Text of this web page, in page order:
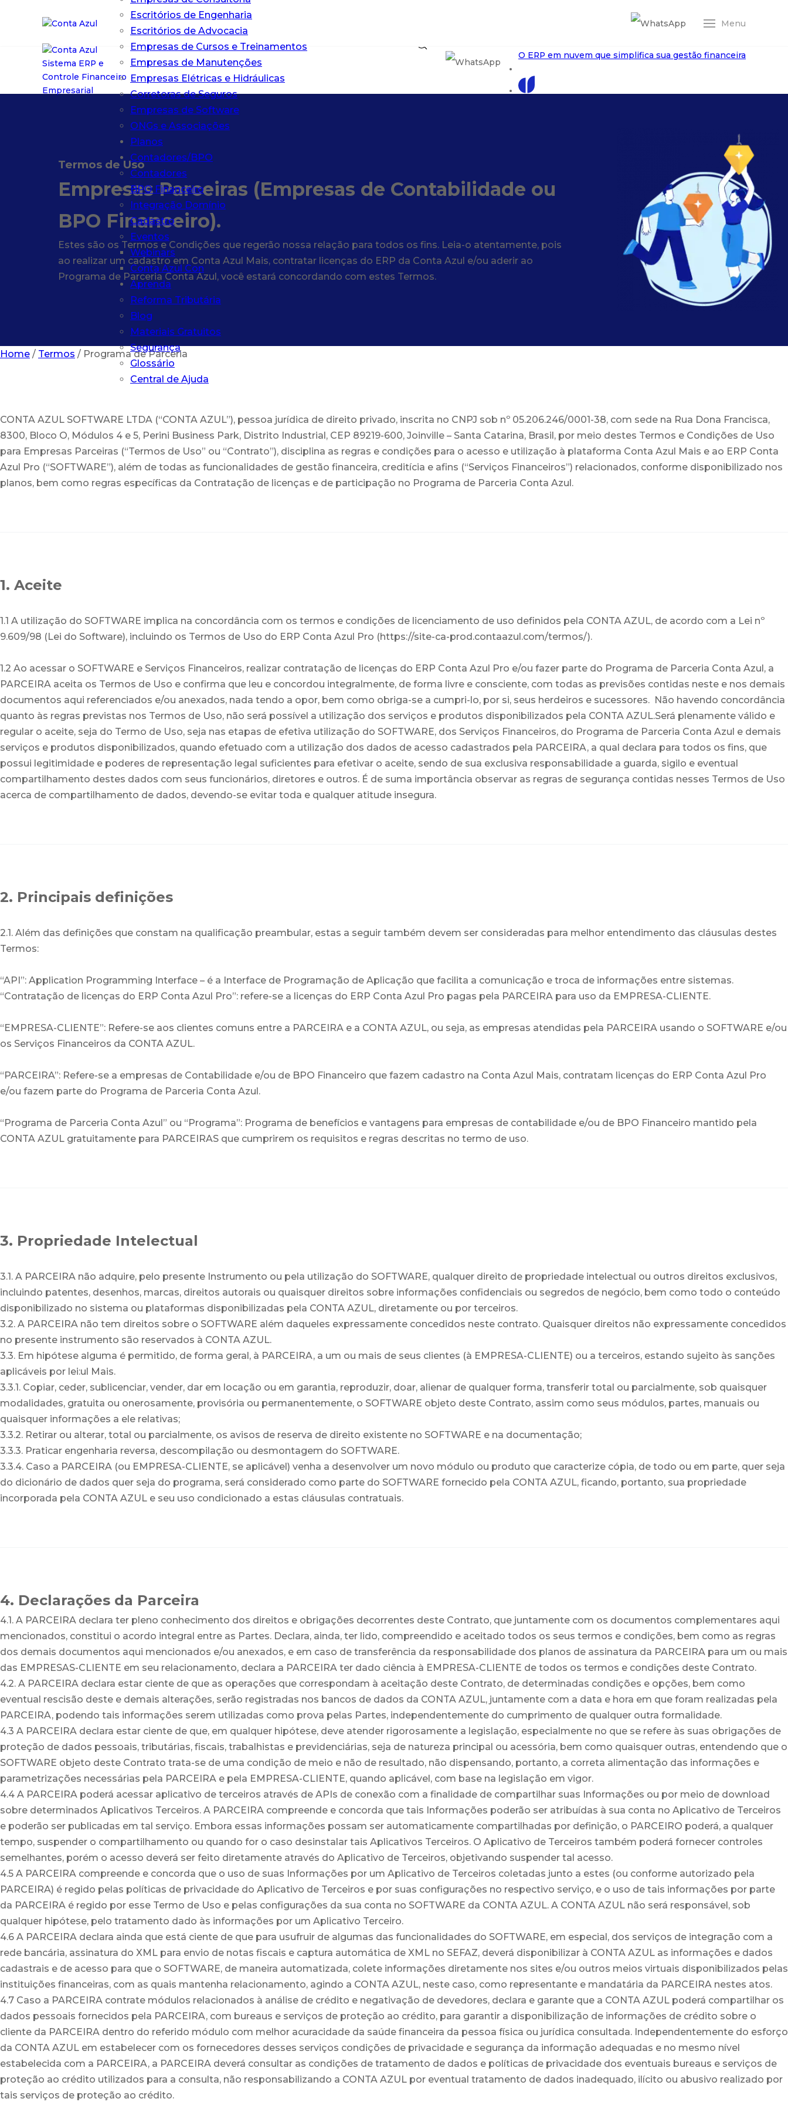
Menu
Escritórios de Engenharia
Escritórios de Advocacia
Empresas de Cursos e Treinamentos
Empresas de Manutenções
Empresas Elétricas e Hidráulicas
Corretoras de Seguros
Empresas de Software
ONGs e Associações
Planos
Contadores/BPO
Contadores
BPO Financeiro
Integração Domínio
Cadastro
Eventos
Webinars
Conta Azul Con
Aprenda
Reforma Tributária
Blog
Materiais Gratuitos
Segurança
Glossário
Central de Ajuda
O ERP em nuvem que simplifica sua gestão financeira
Termos de Uso
Empresas Parceiras (Empresas de Contabilidade ou
BPO Financeiro).
Estes são os Termos e Condições que regerão nossa relação para todos os fins. Leia-o atentamente, pois
ao realizar um cadastro em Conta Azul Mais, contratar licenças do ERP da Conta Azul e/ou aderir ao
Programa de Parceria Conta Azul, você estará concordando com estes Termos.
Home / Termos / Programa de Parceria
CONTA AZUL SOFTWARE LTDA (“CONTA AZUL”), pessoa jurídica de direito privado, inscrita no CNPJ sob nº 05.206.246/0001-38, com sede na Rua Dona Francisca,
8300, Bloco O, Módulos 4 e 5, Perini Business Park, Distrito Industrial, CEP 89219-600, Joinville – Santa Catarina, Brasil, por meio destes Termos e Condições de Uso
para Empresas Parceiras (“Termos de Uso” ou “Contrato”), disciplina as regras e condições para o acesso e utilização à plataforma Conta Azul Mais e ao ERP Conta
Azul Pro (“SOFTWARE”), além de todas as funcionalidades de gestão financeira, creditícia e afins (“Serviços Financeiros”) relacionados, conforme disponibilizado nos
planos, bem como regras específicas da Contratação de licenças e de participação no Programa de Parceria Conta Azul.
1. Aceite
1.1 A utilização do SOFTWARE implica na concordância com os termos e condições de licenciamento de uso definidos pela CONTA AZUL, de acordo com a Lei nº
9.609/98 (Lei do Software), incluindo os Termos de Uso do ERP Conta Azul Pro (https://site-ca-prod.contaazul.com/termos/).
1.2 Ao acessar o SOFTWARE e Serviços Financeiros, realizar contratação de licenças do ERP Conta Azul Pro e/ou fazer parte do Programa de Parceria Conta Azul, a
PARCEIRA aceita os Termos de Uso e confirma que leu e concordou integralmente, de forma livre e consciente, com todas as previsões contidas neste e nos demais
documentos aqui referenciados e/ou anexados, nada tendo a opor, bem como obriga-se a cumpri-lo, por si, seus herdeiros e sucessores. Não havendo concordância
quanto às regras previstas nos Termos de Uso, não será possível a utilização dos serviços e produtos disponibilizados pela CONTA AZUL.Será plenamente válido e
regular o aceite, seja do Termo de Uso, seja nas etapas de efetiva utilização do SOFTWARE, dos Serviços Financeiros, do Programa de Parceria Conta Azul e demais
serviços e produtos disponibilizados, quando efetuado com a utilização dos dados de acesso cadastrados pela PARCEIRA, a qual declara para todos os fins, que
possui legitimidade e poderes de representação legal suficientes para efetivar o aceite, sendo de sua exclusiva responsabilidade a guarda, sigilo e eventual
compartilhamento destes dados com seus funcionários, diretores e outros. É de suma importância observar as regras de segurança contidas nesses Termos de Uso
acerca de compartilhamento de dados, devendo-se evitar toda e qualquer atitude insegura.
2. Principais definições
2.1. Além das definições que constam na qualificação preambular, estas a seguir também devem ser consideradas para melhor entendimento das cláusulas destes
Termos:
“API”: Application Programming Interface – é a Interface de Programação de Aplicação que facilita a comunicação e troca de informações entre sistemas.
“Contratação de licenças do ERP Conta Azul Pro”: refere-se a licenças do ERP Conta Azul Pro pagas pela PARCEIRA para uso da EMPRESA-CLIENTE.
“EMPRESA-CLIENTE”: Refere-se aos clientes comuns entre a PARCEIRA e a CONTA AZUL, ou seja, as empresas atendidas pela PARCEIRA usando o SOFTWARE e/ou
os Serviços Financeiros da CONTA AZUL.
“PARCEIRA”: Refere-se a empresas de Contabilidade e/ou de BPO Financeiro que fazem cadastro na Conta Azul Mais, contratam licenças do ERP Conta Azul Pro
e/ou fazem parte do Programa de Parceria Conta Azul.
“Programa de Parceria Conta Azul” ou “Programa”: Programa de benefícios e vantagens para empresas de contabilidade e/ou de BPO Financeiro mantido pela
CONTA AZUL gratuitamente para PARCEIRAS que cumprirem os requisitos e regras descritas no termo de uso.
3. Propriedade Intelectual
3.1. A PARCEIRA não adquire, pelo presente Instrumento ou pela utilização do SOFTWARE, qualquer direito de propriedade intelectual ou outros direitos exclusivos,
incluindo patentes, desenhos, marcas, direitos autorais ou quaisquer direitos sobre informações confidenciais ou segredos de negócio, bem como todo o conteúdo
disponibilizado no sistema ou plataformas disponibilizadas pela CONTA AZUL, diretamente ou por terceiros.
3.2. A PARCEIRA não tem direitos sobre o SOFTWARE além daqueles expressamente concedidos neste contrato. Quaisquer direitos não expressamente concedidos
no presente instrumento são reservados à CONTA AZUL.
3.3. Em hipótese alguma é permitido, de forma geral, à PARCEIRA, a um ou mais de seus clientes (à EMPRESA-CLIENTE) ou a terceiros, estando sujeito às sanções
aplicáveis por lei:ul Mais.
3.3.1. Copiar, ceder, sublicenciar, vender, dar em locação ou em garantia, reproduzir, doar, alienar de qualquer forma, transferir total ou parcialmente, sob quaisquer
modalidades, gratuita ou onerosamente, provisória ou permanentemente, o SOFTWARE objeto deste Contrato, assim como seus módulos, partes, manuais ou
quaisquer informações a ele relativas;
3.3.2. Retirar ou alterar, total ou parcialmente, os avisos de reserva de direito existente no SOFTWARE e na documentação;
3.3.3. Praticar engenharia reversa, descompilação ou desmontagem do SOFTWARE.
3.3.4. Caso a PARCEIRA (ou EMPRESA-CLIENTE, se aplicável) venha a desenvolver um novo módulo ou produto que caracterize cópia, de todo ou em parte, quer seja
do dicionário de dados quer seja do programa, será considerado como parte do SOFTWARE fornecido pela CONTA AZUL, ficando, portanto, sua propriedade
incorporada pela CONTA AZUL e seu uso condicionado a estas cláusulas contratuais.
4. Declarações da Parceira
4.1. A PARCEIRA declara ter pleno conhecimento dos direitos e obrigações decorrentes deste Contrato, que juntamente com os documentos complementares aqui
mencionados, constitui o acordo integral entre as Partes. Declara, ainda, ter lido, compreendido e aceitado todos os seus termos e condições, bem como as regras
dos demais documentos aqui mencionados e/ou anexados, e em caso de transferência da responsabilidade dos planos de assinatura da PARCEIRA para um ou mais
das EMPRESAS-CLIENTE em seu relacionamento, declara a PARCEIRA ter dado ciência à EMPRESA-CLIENTE de todos os termos e condições deste Contrato.
4.2. A PARCEIRA declara estar ciente de que as operações que correspondam à aceitação deste Contrato, de determinadas condições e opções, bem como
eventual rescisão deste e demais alterações, serão registradas nos bancos de dados da CONTA AZUL, juntamente com a data e hora em que foram realizadas pela
PARCEIRA, podendo tais informações serem utilizadas como prova pelas Partes, independentemente do cumprimento de qualquer outra formalidade.
4.3 A PARCEIRA declara estar ciente de que, em qualquer hipótese, deve atender rigorosamente a legislação, especialmente no que se refere às suas obrigações de
proteção de dados pessoais, tributárias, fiscais, trabalhistas e previdenciárias, seja de natureza principal ou acessória, bem como quaisquer outras, entendendo que o
SOFTWARE objeto deste Contrato trata-se de uma condição de meio e não de resultado, não dispensando, portanto, a correta alimentação das informações e
parametrizações necessárias pela PARCEIRA e pela EMPRESA-CLIENTE, quando aplicável, com base na legislação em vigor.
4.4 A PARCEIRA poderá acessar aplicativo de terceiros através de APIs de conexão com a finalidade de compartilhar suas Informações ou por meio de download
sobre determinados Aplicativos Terceiros. A PARCEIRA compreende e concorda que tais Informações poderão ser atribuídas à sua conta no Aplicativo de Terceiros
e poderão ser publicadas em tal serviço. Embora essas informações possam ser automaticamente compartilhadas por definição, o PARCEIRO poderá, a qualquer
tempo, suspender o compartilhamento ou quando for o caso desinstalar tais Aplicativos Terceiros. O Aplicativo de Terceiros também poderá fornecer controles
semelhantes, porém o acesso deverá ser feito diretamente através do Aplicativo de Terceiros, objetivando suspender tal acesso.
4.5 A PARCEIRA compreende e concorda que o uso de suas Informações por um Aplicativo de Terceiros coletadas junto a estes (ou conforme autorizado pela
PARCEIRA) é regido pelas políticas de privacidade do Aplicativo de Terceiros e por suas configurações no respectivo serviço, e o uso de tais informações por parte
da PARCEIRA é regido por esse Termo de Uso e pelas configurações da sua conta no SOFTWARE da CONTA AZUL. A CONTA AZUL não será responsável, sob
qualquer hipótese, pelo tratamento dado às informações por um Aplicativo Terceiro.
4.6 A PARCEIRA declara ainda que está ciente de que para usufruir de algumas das funcionalidades do SOFTWARE, em especial, dos serviços de integração com a
rede bancária, assinatura do XML para envio de notas fiscais e captura automática de XML no SEFAZ, deverá disponibilizar à CONTA AZUL as informações e dados
cadastrais e de acesso para que o SOFTWARE, de maneira automatizada, colete informações diretamente nos sites e/ou outros meios virtuais disponibilizados pelas
instituições financeiras, com as quais mantenha relacionamento, agindo a CONTA AZUL, neste caso, como representante e mandatária da PARCEIRA nestes atos.
4.7 Caso a PARCEIRA contrate módulos relacionados à análise de crédito e negativação de devedores, declara e garante que a CONTA AZUL poderá compartilhar os
dados pessoais fornecidos pela PARCEIRA, com bureaus e serviços de proteção ao crédito, para garantir a disponibilização de informações de crédito sobre o
cliente da PARCEIRA dentro do referido módulo com melhor acuracidade da saúde financeira da pessoa física ou jurídica consultada. Independentemente do esforço
da CONTA AZUL em estabelecer com os fornecedores desses serviços condições de privacidade e segurança da informação adequadas e no mesmo nível
estabelecida com a PARCEIRA, a PARCEIRA deverá consultar as condições de tratamento de dados e políticas de privacidade dos eventuais bureaus e serviços de
proteção ao crédito utilizados para a consulta, não responsabilizando a CONTA AZUL por eventual tratamento de dados inadequado, ilícito ou abusivo realizado por
tais serviços de proteção ao crédito.